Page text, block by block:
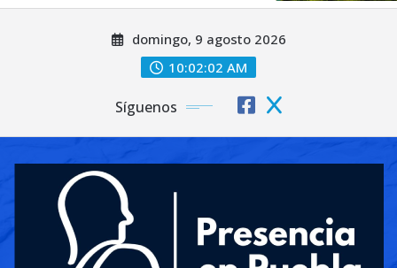
domingo, 9 agosto 2026
10:02:04 AM
Síguenos